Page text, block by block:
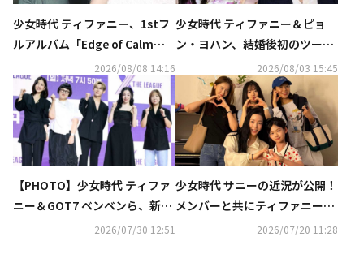
少女時代 ティファニー、1stフ
ルアルバム「Edge of Calm」
コンセプトフォトを公開
2026/08/08 14:16
少女時代 ティファニー＆ピョ
ン・ヨハン、結婚後初のツーシ
ョットをキャッチ…手をつない
で甘い雰囲気
2026/08/03 15:45
【PHOTO】少女時代 ティファ
ニー＆GOT7 ベンベンら、新バ
ラエティ番組「X THE LEAGU
2026/07/30 12:51
少女時代 サニーの近況が公開！
メンバーと共にティファニー出
演のミュージカルを鑑賞…変わ
2026/07/20 11:28